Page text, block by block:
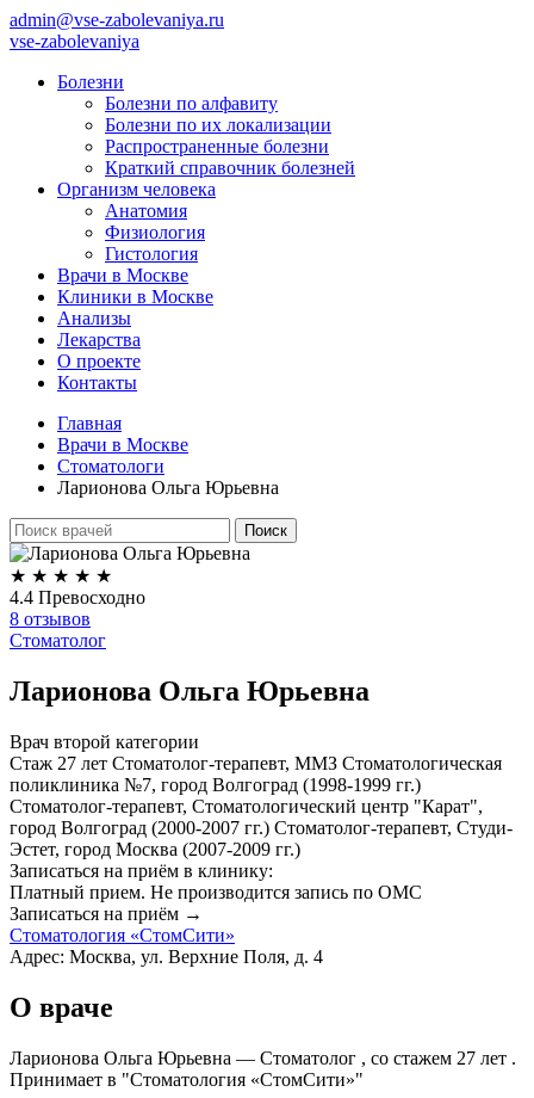
admin@vse-zabolevaniya.ru
vse-zabolevaniya
Болезни
Болезни по алфавиту
Болезни по их локализации
Распространенные болезни
Краткий справочник болезней
Организм человека
Анатомия
Физиология
Гистология
Врачи в Москве
Клиники в Москве
Анализы
Лекарства
О проекте
Контакты
Главная
Врачи в Москве
Стоматологи
Ларионова Ольга Юрьевна
★ ★ ★ ★ ★
4.4 Превосходно
8 отзывов
Стоматолог
Ларионова Ольга Юрьевна
Врач второй категории
Стаж 27 лет Стоматолог-терапевт, ММЗ Стоматологическая
поликлиника №7, город Волгоград (1998-1999 гг.)
Стоматолог-терапевт, Стоматологический центр "Карат",
город Волгоград (2000-2007 гг.) Стоматолог-терапевт, Студи-
Эстет, город Москва (2007-2009 гг.)
Записаться на приём в клинику:
Платный прием. Не производится запись по ОМС
Записаться на приём →
Стоматология «СтомСити»
Адрес: Москва, ул. Верхние Поля, д. 4
О враче
Ларионова Ольга Юрьевна — Стоматолог , со стажем 27 лет .
Принимает в "Стоматология «СтомСити»"